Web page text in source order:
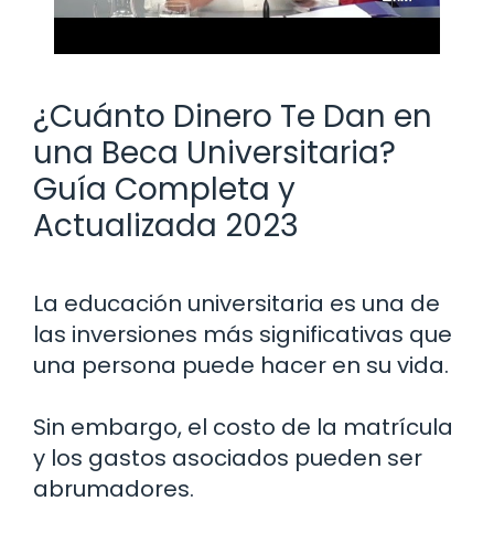
¿Cuánto Dinero Te Dan en
una Beca Universitaria?
Guía Completa y
Actualizada 2023
La educación universitaria es una de
las inversiones más significativas que
una persona puede hacer en su vida.
Sin embargo, el costo de la matrícula
y los gastos asociados pueden ser
abrumadores.